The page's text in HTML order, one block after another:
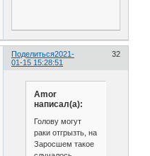
Поделиться 32
2021-
01-15 15:28:51
Amor
написал(а):
Голову могут
раки отгрызть, на
Заросшем такое